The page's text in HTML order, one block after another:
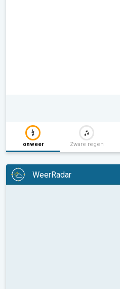
onweer Zware regen
WeerRadar